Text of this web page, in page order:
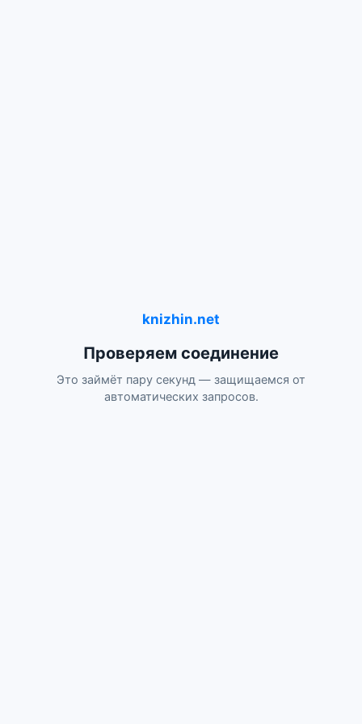
knizhin.net
Проверяем соединение
Это займёт пару секунд — защищаемся от
автоматических запросов.